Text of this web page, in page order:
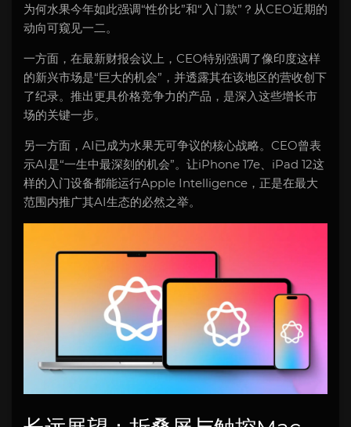
为何水果今年如此强调“性价比”和“入门款”？从CEO近期的
动向可窥见一二。
一方面，在最新财报会议上，CEO特别强调了像印度这样
的新兴市场是“巨大的机会”，并透露其在该地区的营收创下
了纪录。推出更具价格竞争力的产品，是深入这些增长市
场的关键一步。
另一方面，AI已成为水果无可争议的核心战略。CEO曾表
示AI是“一生中最深刻的机会”。让iPhone 17e、iPad 12这
样的入门设备都能运行Apple Intelligence，正是在最大
范围内推广其AI生态的必然之举。